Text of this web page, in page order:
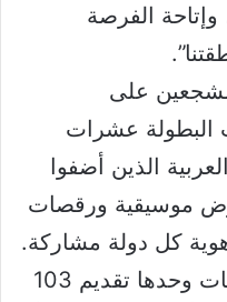
الفرصة
على
البطولة عشرات
الذين أضفوا
موسيقية ورقصات
كل دولة مشاركة.
فقد شهدت مرحلة المجموعات وحدها تقديم 103